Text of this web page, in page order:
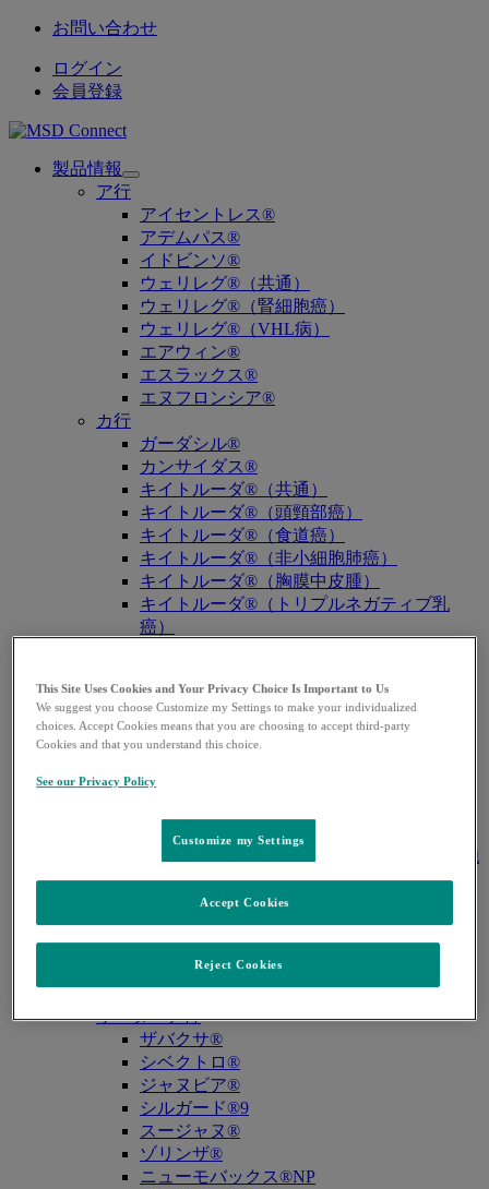
お問い合わせ
ログイン
会員登録
製品情報
Open
submenu
ア行
アイセントレス®
アデムパス®
イドビンソ®
ウェリレグ®（共通）
ウェリレグ®（腎細胞癌）
ウェリレグ®（VHL病）
エアウィン®
エスラックス®
エヌフロンシア®
カ行
ガーダシル®
カンサイダス®
キイトルーダ®（共通）
キイトルーダ®（頭頸部癌）
キイトルーダ®（食道癌）
キイトルーダ®（非小細胞肺癌）
キイトルーダ®（胸膜中皮腫）
キイトルーダ®（トリプルネガティブ乳
癌）
キイトルーダ®（腎細胞癌）
キイトルーダ®（尿路上皮癌）
キイトルーダ®（子宮体癌）
キイトルーダ®（悪性黒色腫）
腫）
キイトルーダ®（原発性縦隔大細胞型B細胞
リンパ腫（PMBCL））
キイトルーダ®（MSI-High固形癌）
キイトルーダ®（MSI-High結腸・直腸癌）
キイトルーダ®（TMB-High固形癌）
キャップバックス®
キュビシン®
サ・タ・ナ行
ザバクサ®
シベクトロ®
ジャヌビア®
シルガード®9
スージャヌ®
ゾリンザ®
ニューモバックス®NP
This Site Uses Cookies and Your Privacy Choice Is Important to Us
We suggest you choose Customize my Settings to make your individualized
choices. Accept Cookies means that you are choosing to accept third-party
Cookies and that you understand this choice.
See our Privacy Policy
Customize my Settings
Reject Cookies
Accept Cookies